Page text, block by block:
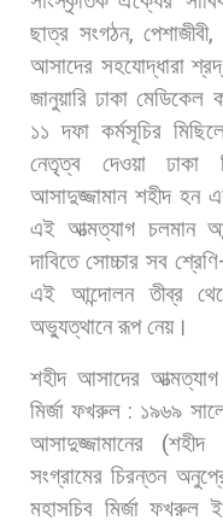
ছাত্র সংগঠন,পেশাজীবী
আসাদের সহযোদ্ধারা
জানুয়ারি ঢাকা মেডিকেল
১১ দফা কর্মসূচির
নেতৃত্ব
দেওয়া ঢাকা
আসাদুজ্জামান শহীদ হন
এই আত্মত্যাগ চলমান
দাবিতে সোচ্চার সব শ্রেণি
এই
আন্দোলন তীব্র
অভ্যুত্থানে রূপ নেয়।
শহীদ আসাদের আত্মত্যাগ
মির্জা ফখরুল : ১৯৬৯
আসাদুজ্জামানের (শহীদ
সংগ্রামের চিরন্তন
মহাসচিব মির্জা ফখরুল